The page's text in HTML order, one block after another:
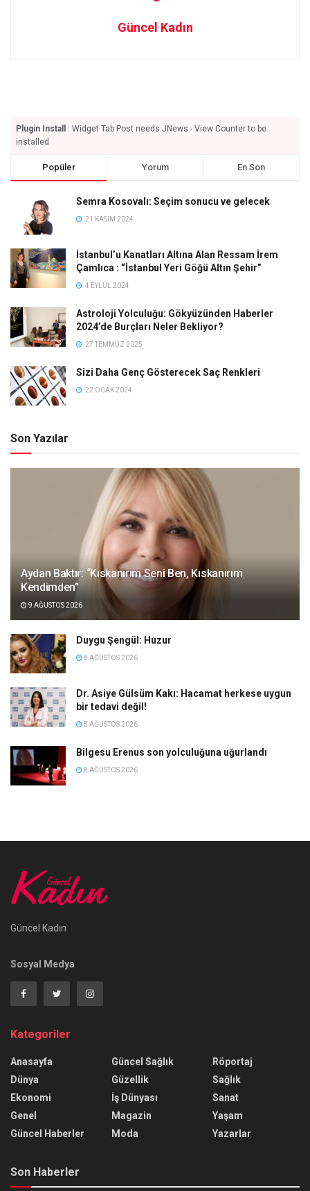
Güncel Kadın
Plugin Install
: Widget Tab Post needs JNews - View Counter to be
installed
Popüler Yorum En Son
Semra Kosovalı: Seçim sonucu ve gelecek
21 KASIM 2024
İstanbul’u Kanatları Altına Alan Ressam İrem
Çamlıca : “İstanbul Yeri Göğü Altın Şehir”
4 EYLÜL 2024
Astroloji Yolculuğu: Gökyüzünden Haberler
2024’de Burçları Neler Bekliyor?
27 TEMMUZ 2025
Sizi Daha Genç Gösterecek Saç Renkleri
22 OCAK 2024
Son Yazılar
Aydan Baktır: “Kıskanırım Seni Ben, Kıskanırım
Kendimden”
9 AĞUSTOS 2026
Duygu Şengül: Huzur
8 AĞUSTOS 2026
Dr. Asiye Gülsüm Kakı: Hacamat herkese uygun
bir tedavi değil!
8 AĞUSTOS 2026
Bilgesu Erenus son yolculuğuna uğurlandı
8 AĞUSTOS 2026
Güncel Kadın
Sosyal Medya
Kategoriler
Anasayfa
Dünya
Ekonomi
Genel
Güncel Haberler
Güncel Sağlık
Güzellik
İş Dünyası
Magazin
Moda
Röportaj
Sağlık
Sanat
Yaşam
Yazarlar
Son Haberler